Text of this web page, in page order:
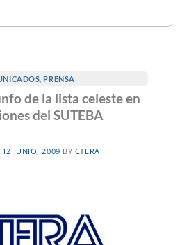
,PRENSA
de la lista celeste en
del SUTEBA
12 JUNIO, 2009 BY CTERA